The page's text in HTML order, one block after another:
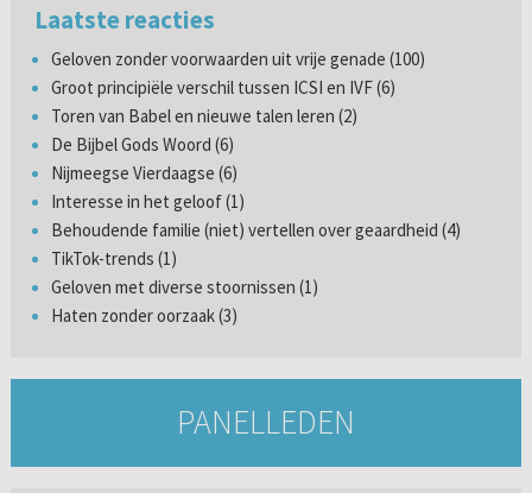
Laatste reacties
Geloven zonder voorwaarden uit vrije genade (100)
Groot principiële verschil tussen ICSI en IVF (6)
Toren van Babel en nieuwe talen leren (2)
De Bijbel Gods Woord (6)
Nijmeegse Vierdaagse (6)
Interesse in het geloof (1)
Behoudende familie (niet) vertellen over geaardheid (4)
TikTok-trends (1)
Geloven met diverse stoornissen (1)
Haten zonder oorzaak (3)
PANELLEDEN